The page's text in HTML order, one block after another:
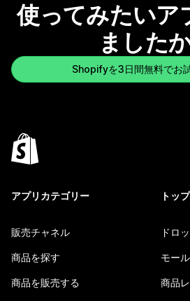
使ってみたいア
ました
Shopifyを3日間無料でお
アプリカテゴリー
販売チャネル
商品を探す
商品を販売する
トッ
ドロ
モー
商品